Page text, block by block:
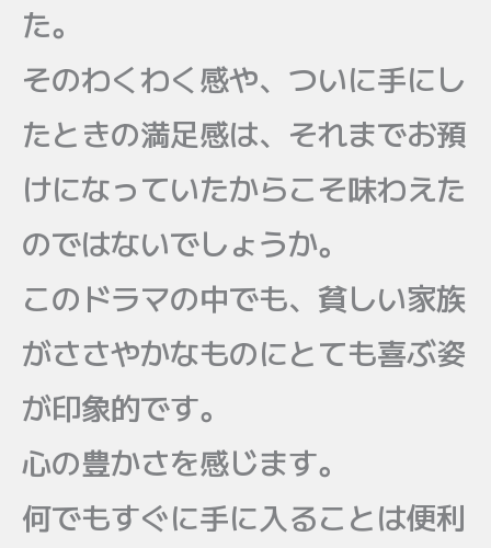
た。
そのわくわく感や、ついに手にし
たときの満足感は、それまでお預
けになっていたからこそ味わえた
のではないでしょうか。
このドラマの中でも、貧しい家族
がささやかなものにとても喜ぶ姿
が印象的です。
心の豊かさを感じます。
何でもすぐに手に入ることは便利